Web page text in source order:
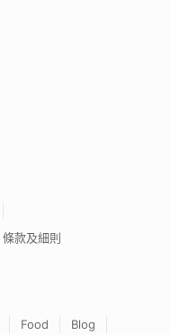
條款及細則
Food Blog